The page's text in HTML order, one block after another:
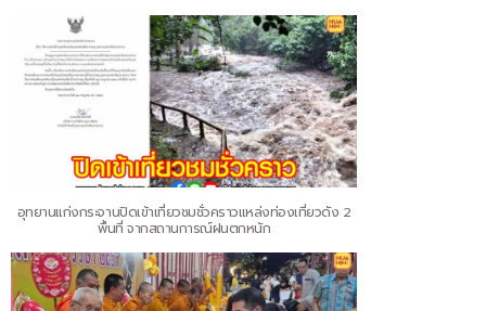
อุทยานแก่งกระจานปิดเข้าเที่ยวชมชั่วคราวแหล่งท่องเที่ยวดัง 2
พื้นที่ จากสถานการณ์ฝนตกหนัก